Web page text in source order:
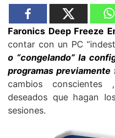
Faronics Deep Freeze
contar con un PC
o “congelando” la
programas
cambios
deseados que hagan
sesiones.